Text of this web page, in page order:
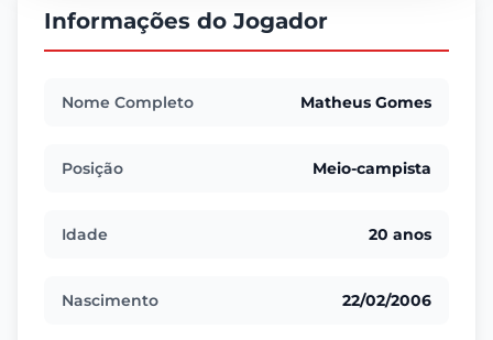
Informações do Jogador
Nome Completo Matheus Gomes
Posição Meio-campista
Idade 20 anos
Nascimento 22/02/2006